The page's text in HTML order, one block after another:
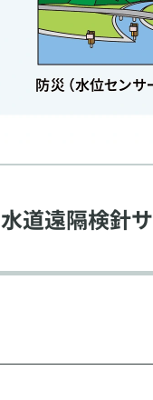
水道遠隔検針